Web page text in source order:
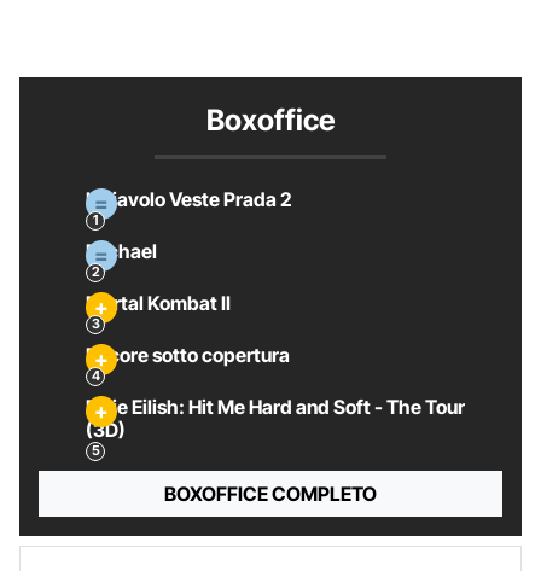
Boxoffice
Il Diavolo Veste Prada 2
Michael
Mortal Kombat II
Pecore sotto copertura
Billie Eilish: Hit Me Hard and Soft - The Tour
(3D)
BOXOFFICE COMPLETO